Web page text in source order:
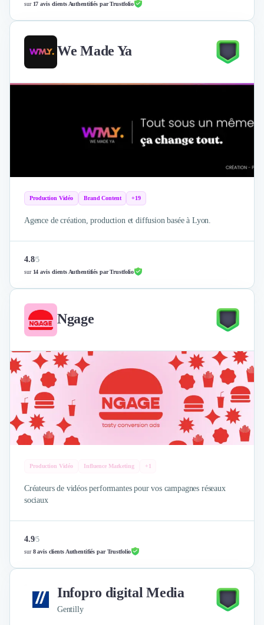
sur 17 avis clients Authentifiés par Trustfolio
We Made Ya
Production Vidéo Brand Content +19
Agence de création, production et diffusion basée à Lyon.
4.8/5
sur 14 avis clients Authentifiés par Trustfolio
Ngage
Production Vidéo Influence Marketing +1
Créateurs de vidéos performantes pour vos campagnes réseaux
sociaux
4.9/5
sur8 avis clients Authentifiés par Trustfolio
Infopro digital Media
Gentilly